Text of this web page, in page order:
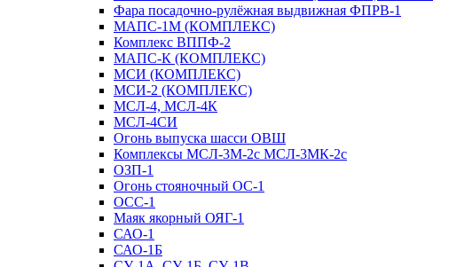
Фара посадочно-рулёжная выдвижная ФПРВ-1
МАПС-1М (КОМПЛЕКС)
Комплекс ВППФ-2
МАПС-К (КОМПЛЕКС)
МСИ (КОМПЛЕКС)
МСИ-2 (КОМПЛЕКС)
МСЛ-4, МСЛ-4К
МСЛ-4СИ
Огонь выпуска шасси ОВШ
Комплексы МСЛ-3М-2с МСЛ-3МК-2с
ОЗП-1
Огонь стояночный ОС-1
ОСС-1
Маяк якорный ОЯГ-1
САО-1
САО-1Б